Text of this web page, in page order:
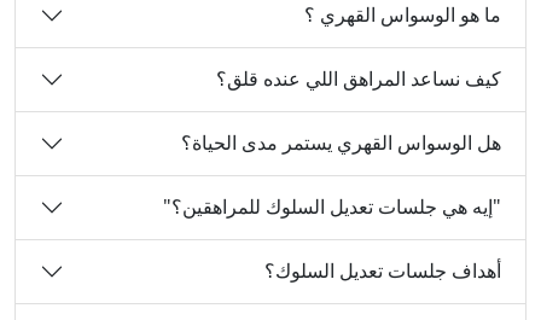
ما هو الوسواس القهري ؟
كيف نساعد المراهق اللي عنده قلق؟
هل الوسواس القهري يستمر مدى الحياة؟
"إيه هي جلسات تعديل السلوك للمراهقين؟"
أهداف جلسات تعديل السلوك؟